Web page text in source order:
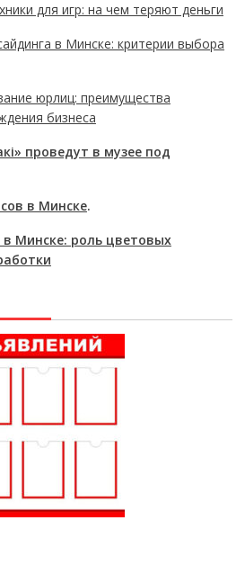
для игр: на чем теряют деньги
в Минске: критерии выбора
юрлиц: преимущества
бизнеса
проведут в музее под
в Минске.
Минске: роль цветовых